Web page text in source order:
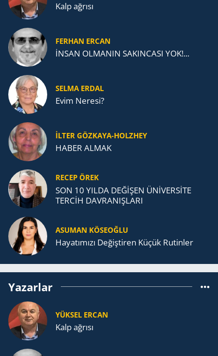
Kalp ağrısı
FERHAN ERCAN
İNSAN OLMANIN SAKINCASI YOK!...
SELMA ERDAL
Evim Neresi?
İLTER GÖZKAYA-HOLZHEY
HABER ALMAK
RECEP ÖREK
SON 10 YILDA DEĞİŞEN ÜNİVERSİTE
TERCİH DAVRANIŞLARI
ASUMAN KÖSEOĞLU
Ha­ya­tı­mı­zı De­ğiş­ti­ren Küçük Ru­tin­ler
Yazarlar
YÜKSEL ERCAN
Kalp ağrısı